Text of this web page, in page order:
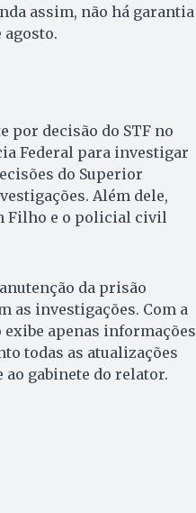
assim, não há garantia
agosto.
por decisão do STF no
Federal para investigar
do Superior
Além dele,
Filho e o policial civil
da prisão
as investigações. Com a
apenas informações
todas as atualizações
gabinete do relator.